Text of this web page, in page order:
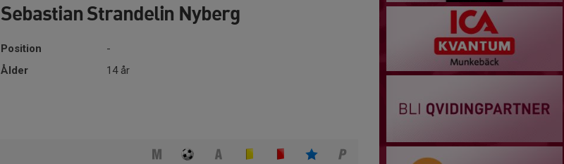
Sebastian Strandelin Nyberg
Position
-
Ålder
14 år